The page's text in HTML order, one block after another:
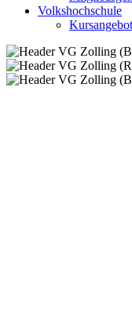
Volkshochschule